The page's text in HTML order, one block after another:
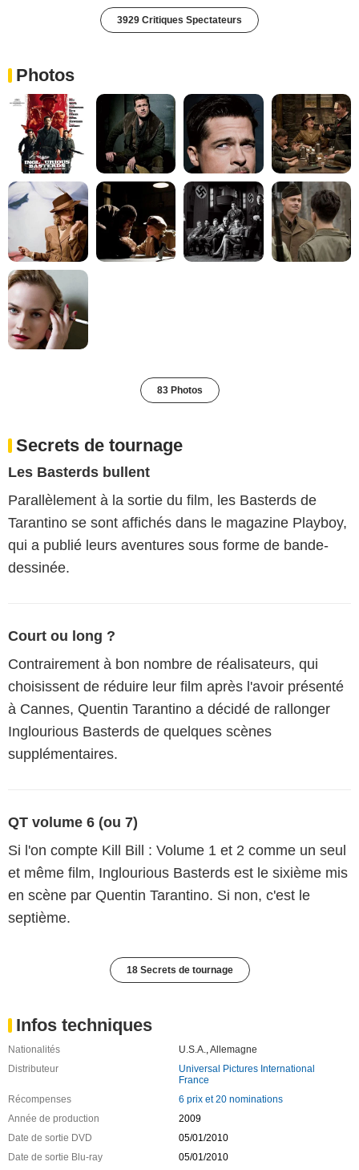
3929 Critiques Spectateurs
Photos
83 Photos
Secrets de tournage
Les Basterds bullent
Parallèlement à la sortie du film, les Basterds de
Tarantino se sont affichés dans le magazine Playboy,
qui a publié leurs aventures sous forme de bande-
dessinée.
Court ou long ?
Contrairement à bon nombre de réalisateurs, qui
choisissent de réduire leur film après l'avoir présenté
à Cannes, Quentin Tarantino a décidé de rallonger
Inglourious Basterds de quelques scènes
supplémentaires.
QT volume 6 (ou 7)
Si l'on compte Kill Bill : Volume 1 et 2 comme un seul
et même film, Inglourious Basterds est le sixième mis
en scène par Quentin Tarantino. Si non, c'est le
septième.
18 Secrets de tournage
Infos techniques
Nationalités U.S.A.,Allemagne
Distributeur
Universal Pictures International
France
Récompenses
6 prix et 20 nominations
Année de production
2009
Date de sortie DVD
05/01/2010
Date de sortie Blu-ray
05/01/2010